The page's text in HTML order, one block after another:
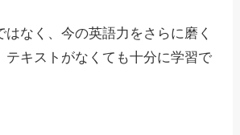
はなく、今の英語力をさらに磨く
テキストがなくても十分に学習で